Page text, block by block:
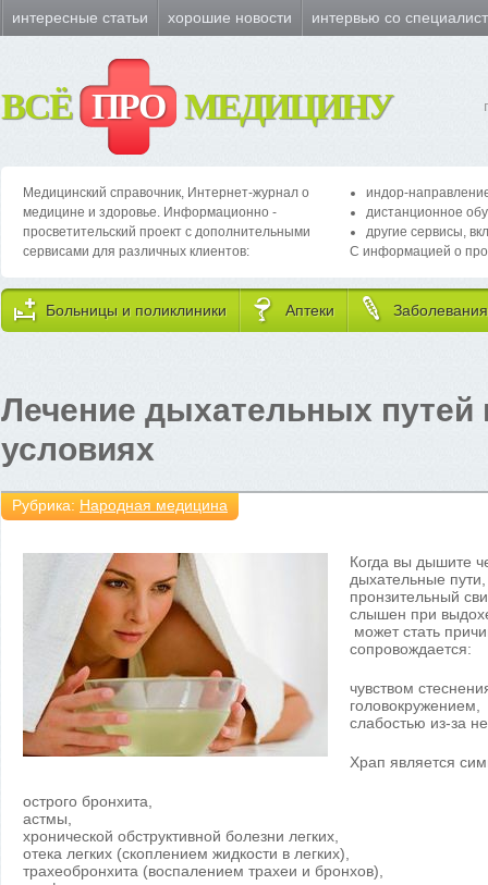
интересные статьи хорошие новости интервью со
ВСЁ ПРО МЕДИЦИНУ
Медицинский справочник, Интернет-журнал о
медицине и здоровье. Информационно -
просветительский проект с дополнительными
сервисами для различных клиентов:
индор-
дистанционное
другие сервисы,
С информацией о
Больницы и поликлиники Аптеки Заболевания
Лечение дыхательных
условиях
Рубрика: Народная медицина
Когда вы дышите
дыхательные
пронзительный
слышен при
может стать
сопровождается:
чувством
головокружением,
слабостью из-за
Храп является
острого бронхита,
астмы,
хронической обструктивной болезни легких,
отека легких (скоплением жидкости в легких),
трахеобронхита (воспалением трахеи и бронхов),